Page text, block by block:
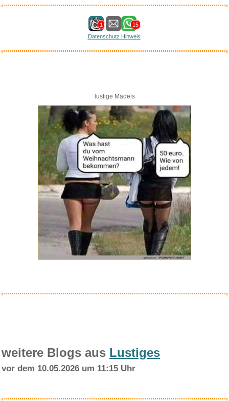
1
15
Datenschutz Hinweis
lustige Mädels
weitere Blogs aus Lustiges
vor dem 10.05.2026 um 11:15 Uhr